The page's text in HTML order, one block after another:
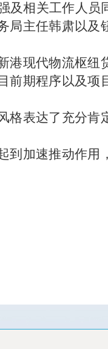
及相关工作人
主任韩肃以及
现代物流枢纽
前期程序以及
表达了充分肯
加速推动作